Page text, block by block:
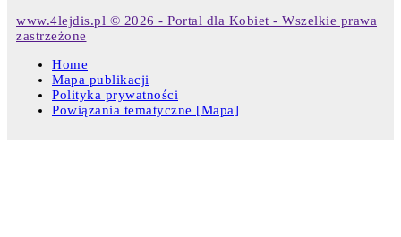
www.4lejdis.pl © 2026 - Portal dla Kobiet - Wszelkie prawa
zastrzeżone
Home
Mapa publikacji
Polityka prywatności
Powiązania tematyczne [Mapa]